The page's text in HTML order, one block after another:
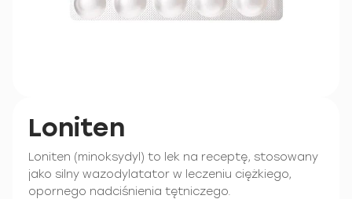
Loniten
Loniten (minoksydyl) to lek na receptę, stosowany
jako silny wazodylatator w leczeniu ciężkiego,
opornego nadciśnienia tętniczego.